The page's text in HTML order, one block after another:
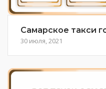
Самарское такси
30 июля, 2021